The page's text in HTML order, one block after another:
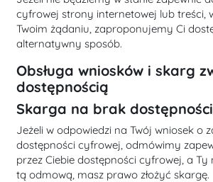
cyfrowej strony internetowej lub treści,
Twoim żądaniu, zaproponujemy Ci
alternatywny sposób.
Obsługa wniosków i skarg
dostępnością
Skarga na brak
Jeżeli w odpowiedzi na Twój wniosek o
dostępności cyfrowej, odmówimy
przez Ciebie dostępności cyfrowej, a Ty
tą odmową, masz prawo złożyć skargę.